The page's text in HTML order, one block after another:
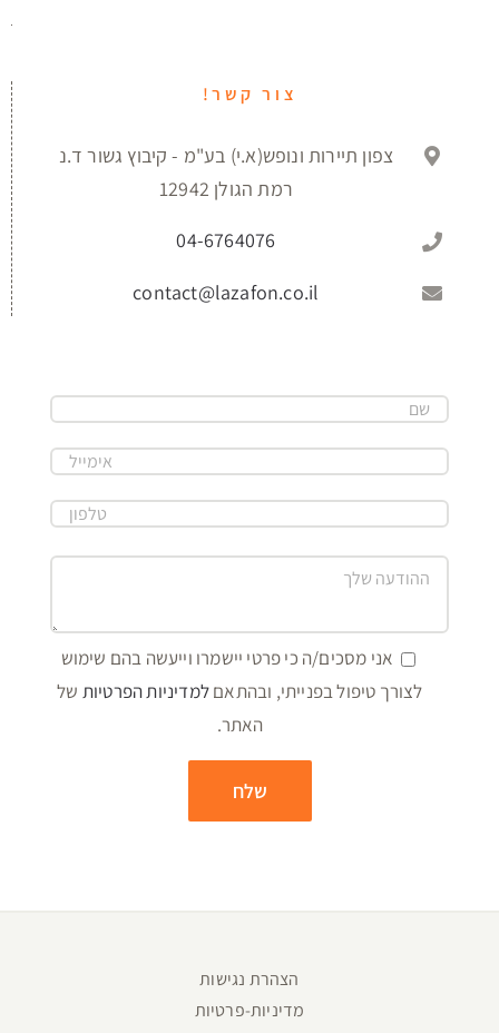
צור קשר!
צפון תיירות ונופש(א.י) בע"מ - קיבוץ גשור ד.נ
רמת הגולן 12942
04-6764076
contact@lazafon.co.il
אני מסכים/ה כי פרטי יישמרו וייעשה בהם שימוש
לצורך טיפול בפנייתי, ובהתאםלמדיניות הפרטיות של
האתר.
הצהרת נגישות
מדיניות-פרטיות